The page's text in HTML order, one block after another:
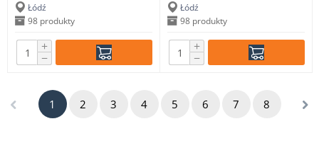
Łódź
98 produkty
+
−
Łódź
98 produkty
+
−
1 2 3 4 5 6 7 8